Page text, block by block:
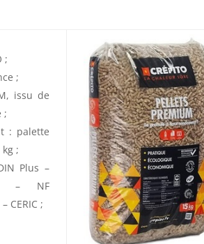
;
;
issu de
;
: palette
;
Plus –
– NF
CERIC ;